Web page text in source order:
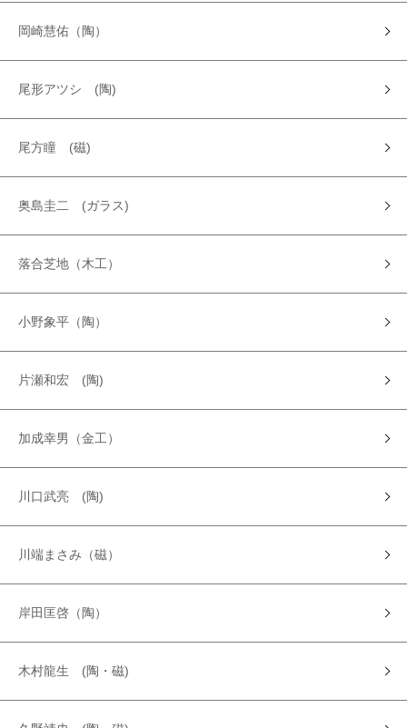
岡崎慧佑（陶）
尾形アツシ (陶)
尾方瞳 (磁)
奥島圭二 (ガラス)
落合芝地（木工）
小野象平（陶）
片瀬和宏 (陶)
加成幸男（金工）
川口武亮 (陶)
川端まさみ（磁）
岸田匡啓（陶）
木村龍生 (陶・磁)